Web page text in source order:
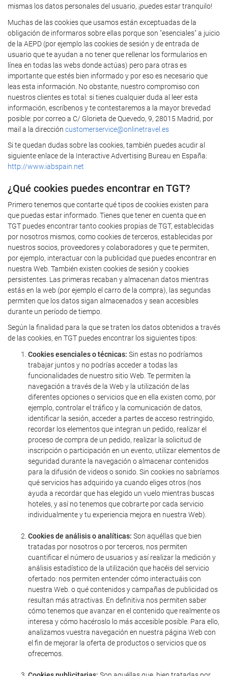
mismas los datos personales del usuario, ¡puedes estar tranquilo!
Muchas de las cookies que usamos están exceptuadas de la
obligación de informaros sobre ellas porque son "esenciales" a juicio
de la AEPD (por ejemplo las cookies de sesión y de entrada de
usuario que te ayudan a no tener que rellenar los formularios en
línea en todas las webs donde actúas) pero para otras es
importante que estés bien informado y por eso es necesario que
leas esta información. No obstante, nuestro compromiso con
nuestros clientes es total: si tienes cualquier duda al leer esta
información, escríbenos y te contestaremos a la mayor brevedad
posible: por correo a C/ Glorieta de Quevedo, 9, 28015 Madrid, por
mail a la dirección customerservice@onlinetravel.es
Si te quedan dudas sobre las cookies, también puedes acudir al
siguiente enlace de la Interactive Advertising Bureau en España:
http://www.iabspain.net
¿Qué cookies puedes encontrar en TGT?
Primero tenemos que contarte qué tipos de cookies existen para
que puedas estar informado. Tienes que tener en cuenta que en
TGT puedes encontrar tanto cookies propias de TGT, establecidas
por nosotros mismos, como cookies de terceros, establecidas por
nuestros socios, proveedores y colaboradores y que te permiten,
por ejemplo, interactuar con la publicidad que puedes encontrar en
nuestra Web. También existen cookies de sesión y cookies
persistentes. Las primeras recaban y almacenan datos mientras
estás en la web (por ejemplo el carro de la compra), las segundas
permiten que los datos sigan almacenados y sean accesibles
durante un período de tiempo.
Según la finalidad para la que se traten los datos obtenidos a través
de las cookies, en TGT puedes encontrar los siguientes tipos:
Cookies esenciales o técnicas: Sin estas no podríamos
trabajar juntos y no podrías acceder a todas las
funcionalidades de nuestro sitio Web. Te permiten la
navegación a través de la Web y la utilización de las
diferentes opciones o servicios que en ella existen como, por
ejemplo, controlar el tráfico y la comunicación de datos,
identificar la sesión, acceder a partes de acceso restringido,
recordar los elementos que integran un pedido, realizar el
proceso de compra de un pedido, realizar la solicitud de
inscripción o participación en un evento, utilizar elementos de
seguridad durante la navegación o almacenar contenidos
para la difusión de videos o sonido. Sin cookies no sabríamos
qué servicios has adquirido ya cuando eliges otros (nos
ayuda a recordar que has elegido un vuelo mientras buscas
hoteles, y así no tenemos que cobrarte por cada servicio
individualmente y tu experiencia mejora en nuestra Web).
Cookies de análisis o analíticas: Son aquéllas que bien
tratadas por nosotros o por terceros, nos permiten
cuantificar el número de usuarios y así realizar la medición y
análisis estadístico de la utilización que hacéis del servicio
ofertado: nos permiten entender cómo interactuáis con
nuestra Web. o qué contenidos y campañas de publicidad os
resultan más atractivas. En definitiva nos permiten saber
cómo tenemos que avanzar en el contenido que realmente os
interesa y cómo hacéroslo lo más accesible posible. Para ello,
analizamos vuestra navegación en nuestra página Web con
el fin de mejorar la oferta de productos o servicios que os
ofrecemos.